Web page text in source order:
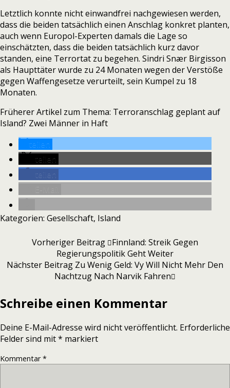
Letztlich konnte nicht einwandfrei nachgewiesen werden,
dass die beiden tatsächlich einen Anschlag konkret planten,
auch wenn Europol-Experten damals die Lage so
einschätzten, dass die beiden tatsächlich kurz davor
standen, eine Terrortat zu begehen. Sindri Snær Birgisson
als Haupttäter wurde zu 24 Monaten wegen der Verstöße
gegen Waffengesetze verurteilt, sein Kumpel zu 18
Monaten.
Früherer Artikel zum Thema: Terroranschlag geplant auf
Island? Zwei Männer in Haft
teilen
teilen
teilen
Kategorien: Gesellschaft, Island
Vorheriger Beitrag
Finnland: Streik Gegen
Regierungspolitik Geht Weiter
Nächster Beitrag Zu Wenig Geld: Vy Will Nicht Mehr Den
Nachtzug Nach Narvik Fahren
Schreibe einen Kommentar
Deine E-Mail-Adresse wird nicht veröffentlicht. Erforderliche
Felder sind mit* markiert
Kommentar*